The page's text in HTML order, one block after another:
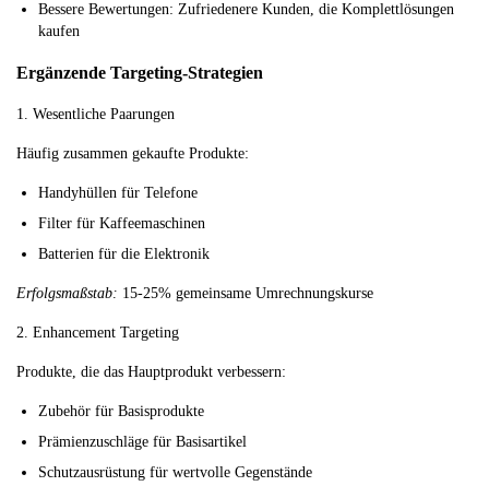
Bessere Bewertungen: Zufriedenere Kunden, die Komplettlösungen
kaufen
Ergänzende Targeting-Strategien
1. Wesentliche Paarungen
Häufig zusammen gekaufte Produkte:
Handyhüllen für Telefone
Filter für Kaffeemaschinen
Batterien für die Elektronik
Erfolgsmaßstab: 15-25% gemeinsame Umrechnungskurse
2. Enhancement Targeting
Produkte, die das Hauptprodukt verbessern:
Zubehör für Basisprodukte
Prämienzuschläge für Basisartikel
Schutzausrüstung für wertvolle Gegenstände